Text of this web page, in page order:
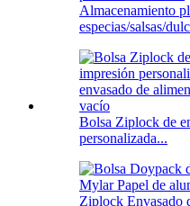
Almacenamiento
especias/salsas/
Bolsa Ziplock de
personalizada...